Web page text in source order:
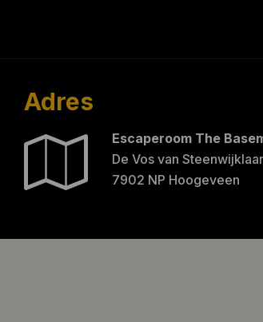
Adres
Escaperoom The
De Vos van
7902 NP Hoogeveen